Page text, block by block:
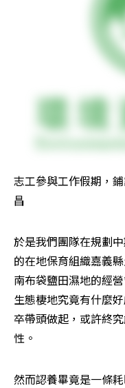
志工參與工作假期，
昌
於是我們團隊在規劃
的在地保育組織嘉義
南布袋鹽田濕地的經
生態棲地究竟有什麼
卒帶頭做起，或許終
性。
然而認養畢竟是一條